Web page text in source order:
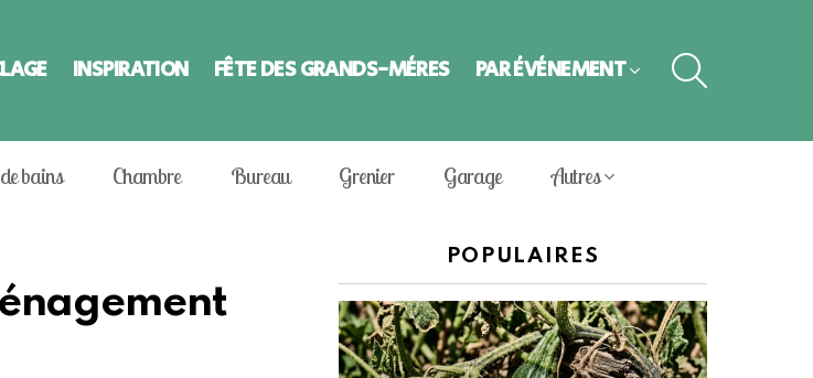
INSPIRATION FÊTE DES GRANDS-MÈRES PAR ÉVÈNEMENT
bains Chambre Bureau Grenier Garage Autres
POPULAIRES